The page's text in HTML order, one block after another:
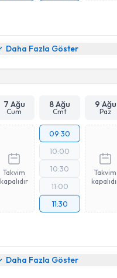
Daha Fazla Göster
7 Ağu
Cum
8 Ağu
Cmt
9 Ağu
Paz
Takvim
kapalıdır
09:30
10:00
10:30
11:00
11:30
Takvim
Daha Fazla Göster